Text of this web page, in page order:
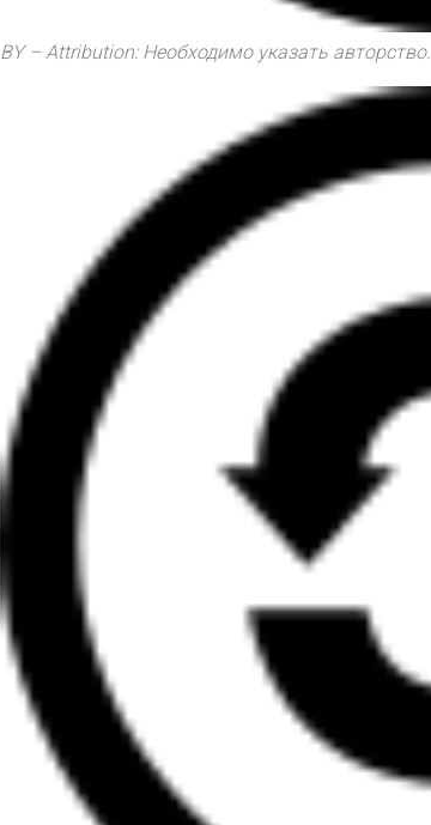
BY – Attribution: Необходимо указать авторство.